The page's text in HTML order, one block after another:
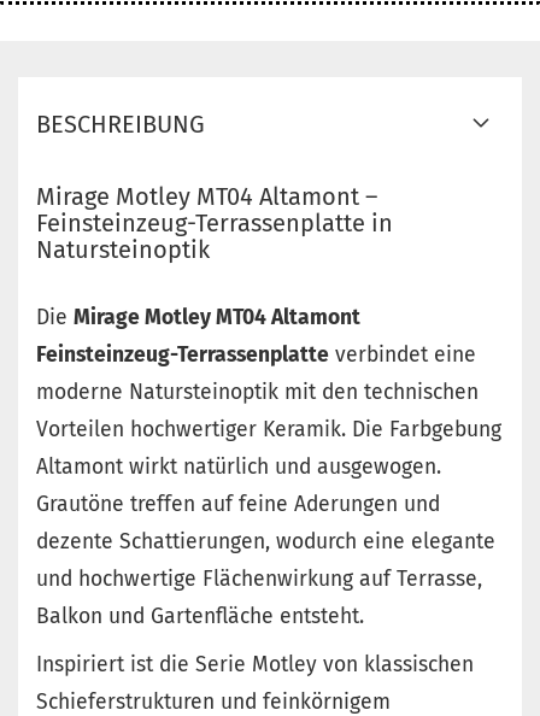
BESCHREIBUNG
Mirage Motley MT04 Altamont –
Feinsteinzeug-Terrassenplatte in
Natursteinoptik
Die Mirage Motley MT04 Altamont
Feinsteinzeug-Terrassenplatte verbindet eine
moderne Natursteinoptik mit den technischen
Vorteilen hochwertiger Keramik. Die Farbgebung
Altamont wirkt natürlich und ausgewogen.
Grautöne treffen auf feine Aderungen und
dezente Schattierungen, wodurch eine elegante
und hochwertige Flächenwirkung auf Terrasse,
Balkon und Gartenfläche entsteht.
Inspiriert ist die Serie Motley von klassischen
Schieferstrukturen und feinkörnigem